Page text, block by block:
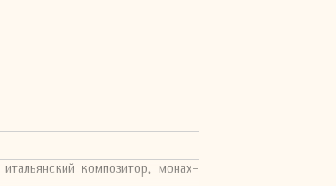
композитор, монах-